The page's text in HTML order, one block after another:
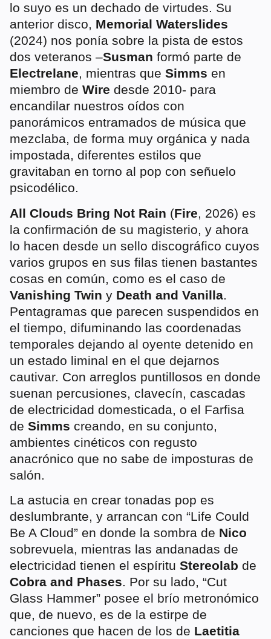
lo suyo es un dechado de virtudes. Su
anterior disco, Memorial Waterslides
(2024) nos ponía sobre la pista de estos
dos veteranos –Susman formó parte de
Electrelane, mientras que Simms en
miembro de Wire desde 2010- para
encandilar nuestros oídos con
panorámicos entramados de música que
mezclaba, de forma muy orgánica y nada
impostada, diferentes estilos que
gravitaban en torno al pop con señuelo
psicodélico.
All Clouds Bring Not Rain (Fire, 2026) es
la confirmación de su magisterio, y ahora
lo hacen desde un sello discográfico cuyos
varios grupos en sus filas tienen bastantes
cosas en común, como es el caso de
Vanishing Twin y Death and Vanilla.
Pentagramas que parecen suspendidos en
el tiempo, difuminando las coordenadas
temporales dejando al oyente detenido en
un estado liminal en el que dejarnos
cautivar. Con arreglos puntillosos en donde
suenan percusiones, clavecín, cascadas
de electricidad domesticada, o el Farfisa
de Simms creando, en su conjunto,
ambientes cinéticos con regusto
anacrónico que no sabe de imposturas de
salón.
La astucia en crear tonadas pop es
deslumbrante, y arrancan con “Life Could
Be A Cloud” en donde la sombra de Nico
sobrevuela, mientras las andanadas de
electricidad tienen el espíritu Stereolab de
Cobra and Phases. Por su lado, “Cut
Glass Hammer” posee el brío metronómico
que, de nuevo, es de la estirpe de
canciones que hacen de los de Laetitia